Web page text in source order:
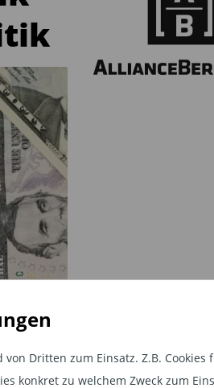
Dritten zum Einsatz. Z.B. Cookies
konkret zu welchem Zweck zum